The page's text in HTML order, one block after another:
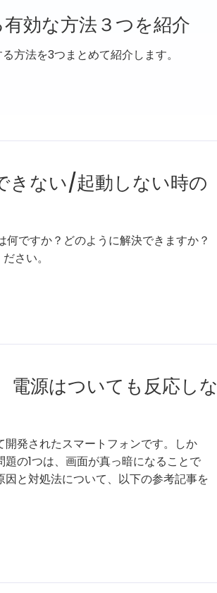
効な方法３つを紹介
方法を3つまとめて紹介します。
きない/起動しない時の
ですか？どのように解決できますか？
さい。
電源はついても反応しな
発されたスマートフォンです。しか
の1つは、画面が真っ暗になることで
と対処法について、以下の参考記事を